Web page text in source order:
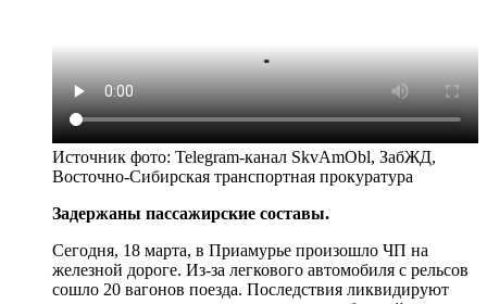
Источник фото: Telegram-канал SkvAmObl, ЗабЖД,
Восточно-Сибирская транспортная прокуратура
Задержаны пассажирские составы.
Сегодня, 18 марта, в Приамурье произошло ЧП на
железной дороге. Из-за легкового автомобиля с рельсов
сошло 20 вагонов поезда. Последствия ликвидируют